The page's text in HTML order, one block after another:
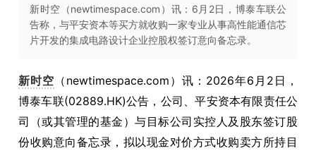
新时空（newtimespace.com）讯：6月2日，博泰车联公
告称，与平安资本等买方就收购一家专业从事高性能通信芯
片开发的集成电路设计企业控股权签订意向备忘录。
新时空 （newtimespace.com）讯：2026年6月2日，
博泰车联(02889.HK)公告，公司、平安资本有限责任公
司（或其管理的基金）与目标公司实控人及股东签订股
份收购意向备忘录，拟以现金对价方式收购卖方所持目